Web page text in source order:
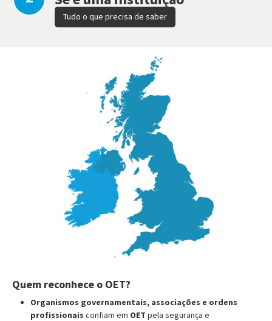
Tudo o que precisa de saber
Quem reconhece o OET?
Organismos governamentais, associações e ordens
profissionais confiam em OET pela segurança e